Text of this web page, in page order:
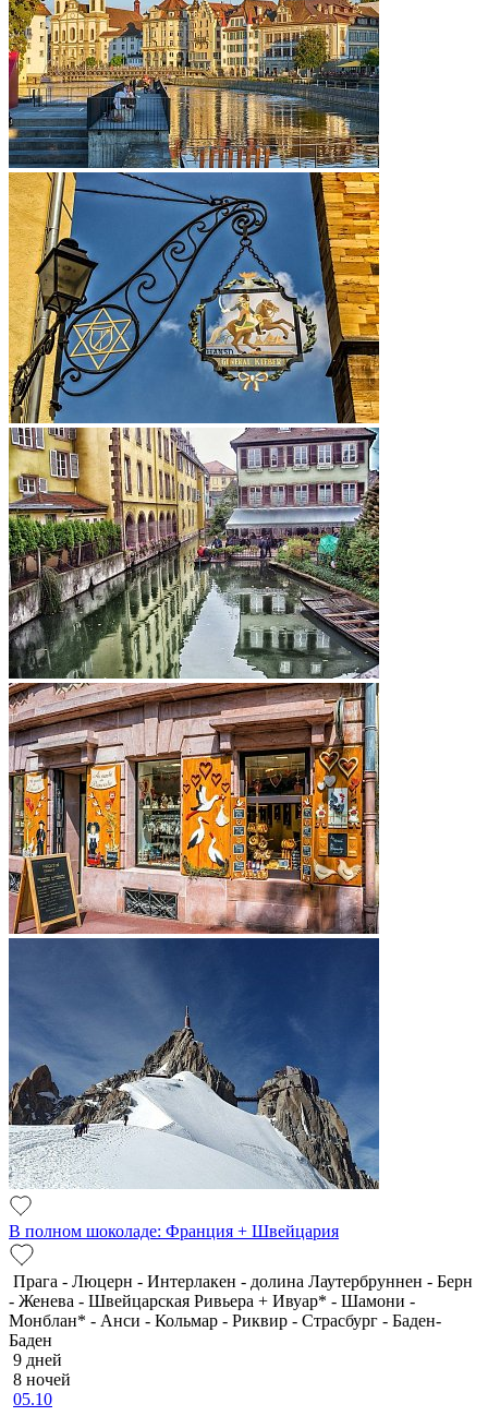
В полном шоколаде: Франция + Швейцария
Прага - Люцерн - Интерлакен - долина Лаутербруннен - Берн
- Женева - Швейцарская Ривьера + Ивуар* - Шамони -
Монблан* - Анси - Кольмар - Риквир - Страсбург - Баден-
Баден
9 дней
8 ночей
05.10